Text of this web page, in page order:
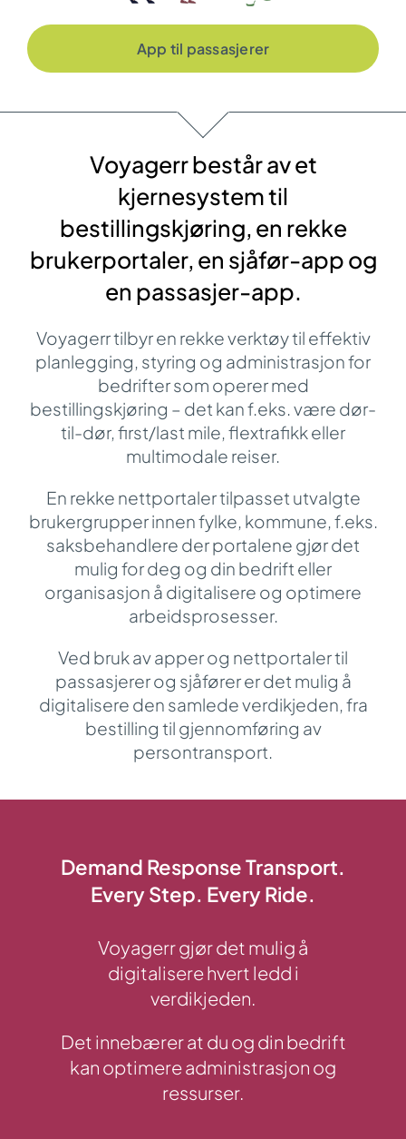
App til passasjerer
Voyagerr består av et
kjernesystem til
bestillingskjøring, en rekke
brukerportaler, en sjåfør-app og
en passasjer-app.
Voyagerr tilbyr en rekke verktøy til effektiv
planlegging, styring og administrasjon for
bedrifter som operer med
bestillingskjøring – det kan f.eks. være dør-
til-dør, first/last mile, flextrafikk eller
multimodale reiser.
En rekke nettportaler tilpasset utvalgte
brukergrupper innen fylke, kommune, f.eks.
saksbehandlere der portalene gjør det
mulig for deg og din bedrift eller
organisasjon å digitalisere og optimere
arbeidsprosesser.
Ved bruk av apper og nettportaler til
passasjerer og sjåfører er det mulig å
digitalisere den samlede verdikjeden, fra
bestilling til gjennomføring av
persontransport.
Demand Response Transport.
Every Step. Every Ride.
Voyagerr gjør det mulig å
digitalisere hvert ledd i
verdikjeden.
Det innebærer at du og din bedrift
kan optimere administrasjon og
ressurser.